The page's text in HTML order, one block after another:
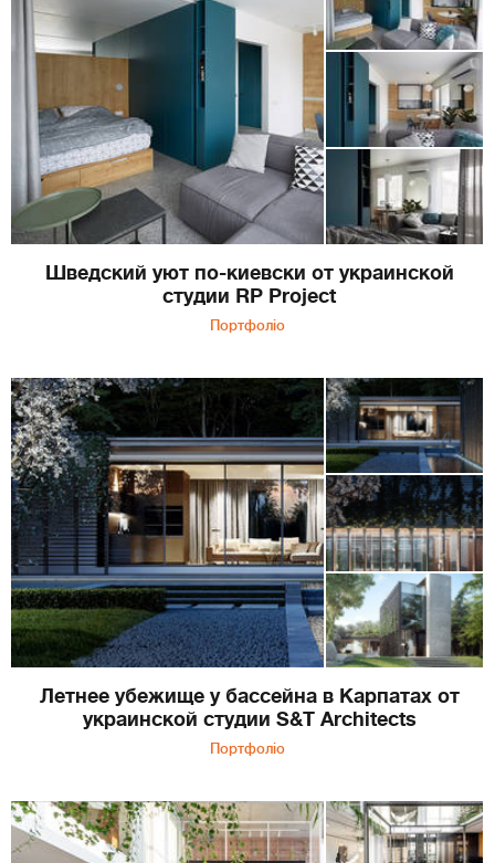
Шведский уют по-киевски от украинской
студии RP Project
Портфоліо
Летнее убежище у бассейна в Карпатах от
украинской студии S&T Architects
Портфоліо